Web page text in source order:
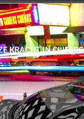
KRACHT IN CIJFERS